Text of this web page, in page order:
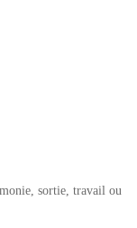
sortie, travail ou